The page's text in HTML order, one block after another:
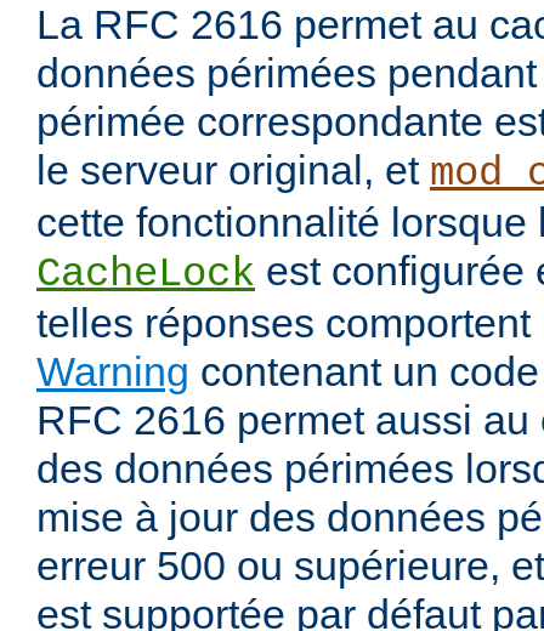
La RFC 2616 permet au
données périmées
périmée correspondante
le serveur original, et
cette fonctionnalité lorsque
CacheLock est configurée
telles réponses
Warning contenant un
RFC 2616 permet aussi
des données périmées
mise à jour des données
erreur 500 ou supérieure,
est supportée par défaut